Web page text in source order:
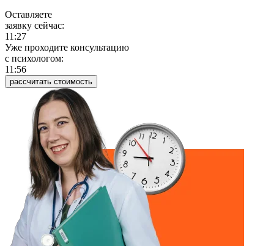
Оставляете
заявку сейчас:
11:27
Уже проходите консультацию
c психологом:
11:56
рассчитать стоимость